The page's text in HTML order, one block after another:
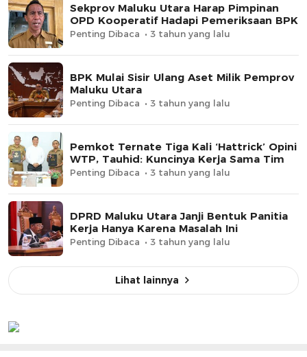
Sekprov Maluku Utara Harap Pimpinan
OPD Kooperatif Hadapi Pemeriksaan BPK
Penting Dibaca 3 tahun yang lalu
BPK Mulai Sisir Ulang Aset Milik Pemprov
Maluku Utara
Penting Dibaca 3 tahun yang lalu
Pemkot Ternate Tiga Kali ‘Hattrick’ Opini
WTP, Tauhid: Kuncinya Kerja Sama Tim
Penting Dibaca 3 tahun yang lalu
DPRD Maluku Utara Janji Bentuk Panitia
Kerja Hanya Karena Masalah Ini
Penting Dibaca 3 tahun yang lalu
Lihat lainnya